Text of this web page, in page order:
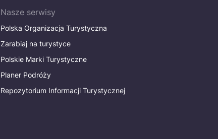
Nasze serwisy
Polska Organizacja Turystyczna
Zarabiaj na turystyce
Polskie Marki Turystyczne
Planer Podróży
Repozytorium Informacji Turystycznej